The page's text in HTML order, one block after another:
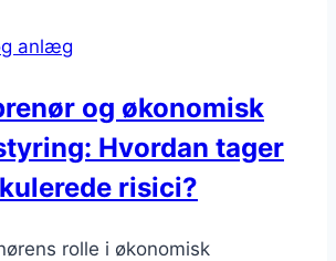
anlæg
og økonomisk
Hvordan tager
risici?
rolle i økonomisk